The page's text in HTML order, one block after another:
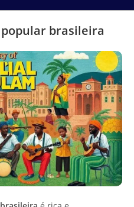
brasileira